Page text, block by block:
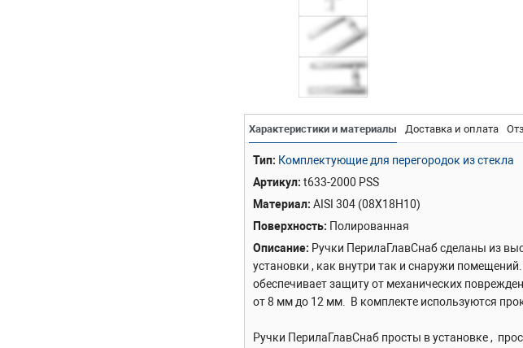
Характеристики и материалы Доставка и оплата
Тип Комплектующие для перегородок из стекла
Артикул t633-2000 PSS
Материал AISI 304 (08Х18Н10)
Поверхность Полированная
Описание Ручки ПерилаГлавСнаб сделаны из
установки , как внутри так и снаружи
обеспечивает защиту от механических
от 8 мм до 12 мм. В комплекте используются
Ручки ПерилаГлавСнаб просты в установке ,